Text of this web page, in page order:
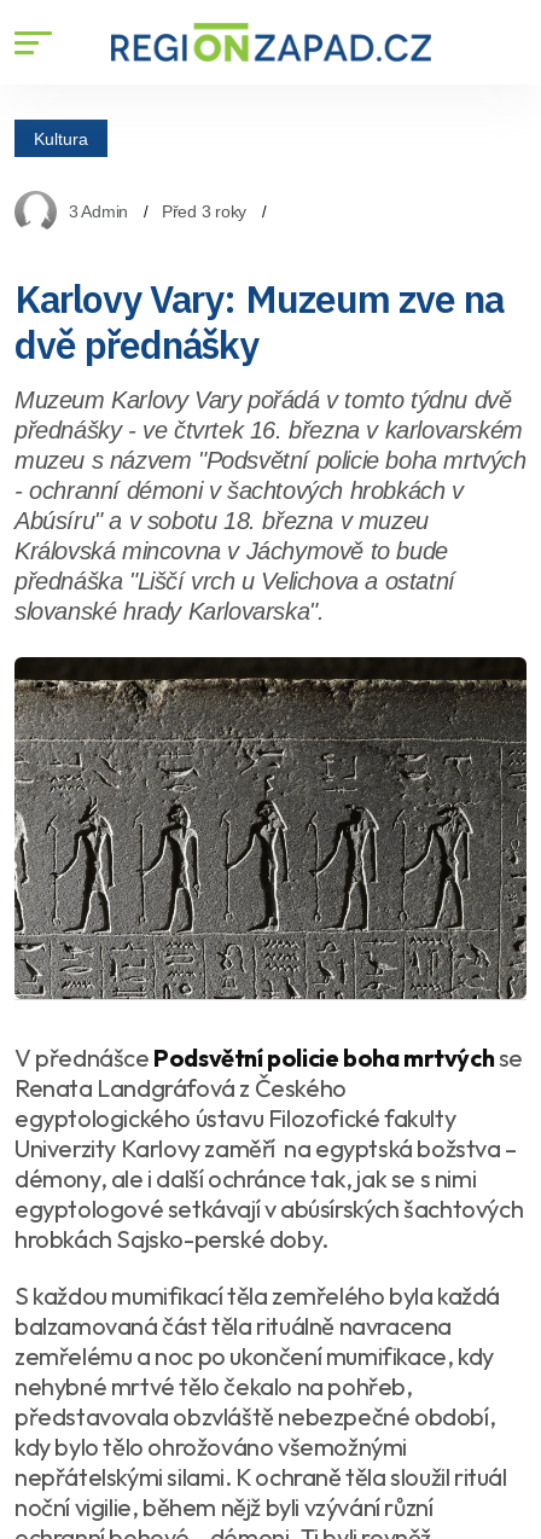
Kultura
3 Admin Před 3 roky
Karlovy Vary: Muzeum zve na
dvě přednášky
Muzeum Karlovy Vary pořádá v tomto týdnu dvě
přednášky - ve čtvrtek 16. března v karlovarském
muzeu s názvem "Podsvětní policie boha mrtvých
- ochranní démoni v šachtových hrobkách v
Abúsíru" a v sobotu 18. března v muzeu
Královská mincovna v Jáchymově to bude
přednáška "Liščí vrch u Velichova a ostatní
slovanské hrady Karlovarska".
V přednášce Podsvětní policie boha mrtvýchse
Renata Landgráfová z Českého
egyptologického ústavu Filozofické fakulty
Univerzity Karlovy zaměří na egyptská božstva –
démony, ale i další ochránce tak, jak se s nimi
egyptologové setkávají v abúsírských šachtových
hrobkách Sajsko-perské doby.
S každou mumifikací těla zemřelého byla každá
balzamovaná část těla rituálně navracena
zemřelému a noc po ukončení mumifikace, kdy
nehybné mrtvé tělo čekalo na pohřeb,
představovala obzvláště nebezpečné období,
kdy bylo tělo ohrožováno všemožnými
nepřátelskými silami. K ochraně těla sloužil rituál
noční vigilie, během nějž byli vzývání různí